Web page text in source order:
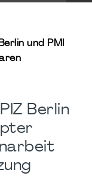
und PMI
Berlin